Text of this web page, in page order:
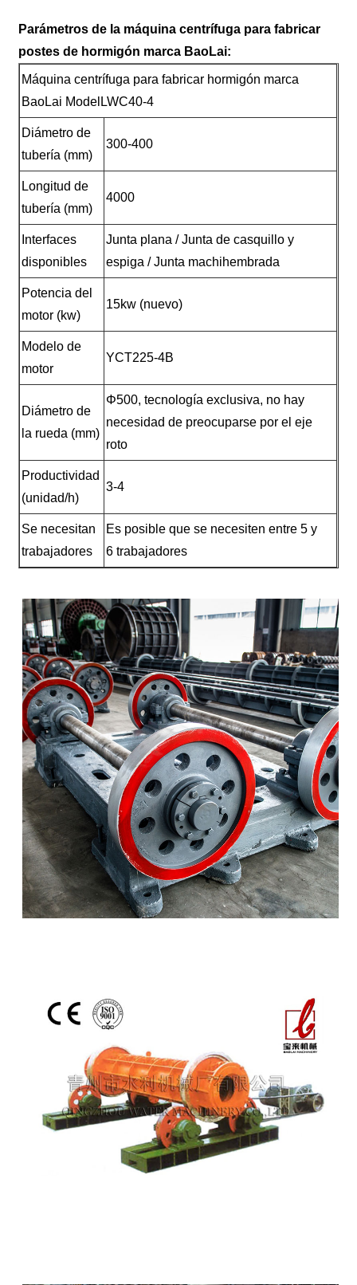
Parámetros de la máquina centrífuga para fabricar
postes de hormigón marca BaoLai:
Máquina centrífuga para fabricar hormigón marca
BaoLai ModelLWC40-4
Diámetro de
tubería (mm)
300-400
Longitud de
tubería (mm)
4000
Interfaces
disponibles
Junta plana / Junta de casquillo y
espiga / Junta machihembrada
Potencia del
motor (kw)
15kw (nuevo)
Modelo de
motor
YCT225-4B
Diámetro de
la rueda (mm)
Φ500, tecnología exclusiva, no hay
necesidad de preocuparse por el eje
roto
Productividad
(unidad/h)
3-4
Se necesitan
trabajadores
Es posible que se necesiten entre 5 y
6 trabajadores